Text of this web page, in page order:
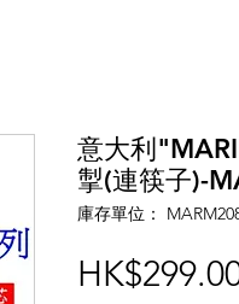
意大利
掣(連筷子)-
庫存單位：